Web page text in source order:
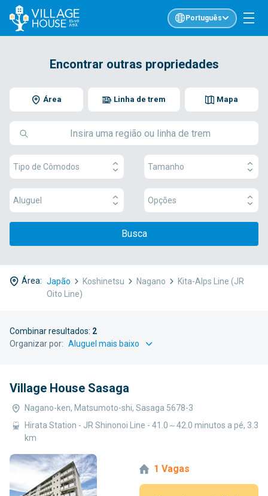
Português
Encontrar outras propriedades
Área Mapa
Linha de trem
Tipo de Cômodos Tamanho
Aluguel Opções
Busca
Área: Japão Koshinetsu Nagano
Kita-Alps Line (JR
Oito Line)
Combinar resultados: 2
Organizar por:
Village House Sasaga
Nagano-ken, Matsumoto-shi, Sasaga 5678-3
Hirata Station - JR Shinonoi Line - 41.0～42.0 minutos a pé, 3.3
km
1 Vagas